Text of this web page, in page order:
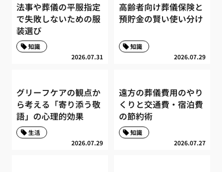
法事や葬儀の平服指定
で失敗しないための服
装選び
2026.07.31
知識
高齢者向け葬儀保険と
預貯金の賢い使い分け
2026.07.29
知識
グリーフケアの観点か
ら考える「寄り添う敬
語」の心理的効果
2026.07.29
生活
遠方の葬儀費用のやり
くりと交通費・宿泊費
の節約術
2026.07.27
知識